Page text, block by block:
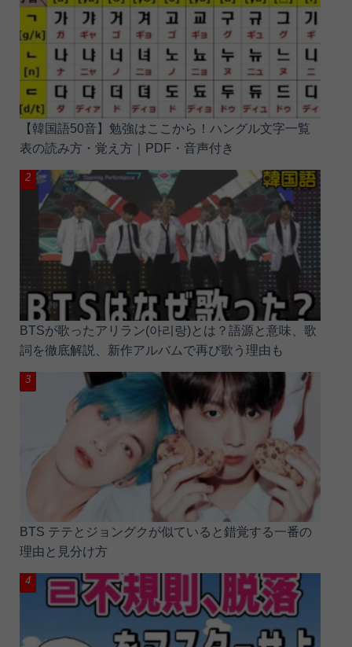
【韓国語50音】勉強はここから！ハングル文字一覧
表の読み方・覚え方｜PDF・音声付き
BTSが歌ったアリラン(아리랑)とは？語源と意味、歌
詞を徹底解説、新作アルバムで再び歌う理由も
BTS テテとジョングクが似ていると錯覚する一番の
理由と見分け方